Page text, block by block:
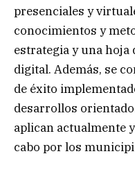
presenciales y
conocimientos y
estrategia y una
digital. Además, se
de éxito
desarrollos
aplican actualmente
cabo por los